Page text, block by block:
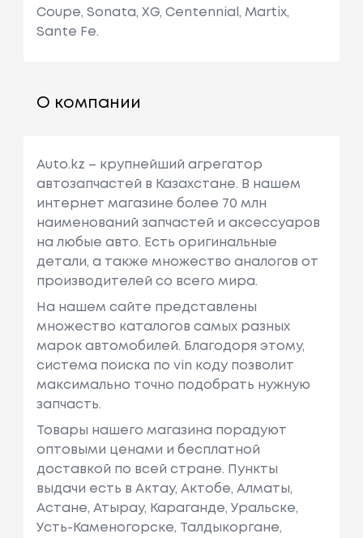
Coupe, Sonata, XG, Centennial, Martix,
Sante Fe.
О компании
Auto.kz – крупнейший агрегатор
автозапчастей в Казахстане. В нашем
интернет магазине более 70 млн
наименований запчастей и аксессуаров
на любые авто. Есть оригинальные
детали, а также множество аналогов от
производителей со всего мира.
На нашем сайте представлены
множество каталогов самых разных
марок автомобилей. Благодоря этому,
система поиска по vin коду позволит
максимально точно подобрать нужную
запчасть.
Товары нашего магазина порадуют
оптовыми ценами и бесплатной
доставкой по всей стране. Пункты
выдачи есть в Актау, Актобе, Алматы,
Астане, Атырау, Караганде, Уральске,
Усть-Каменогорске, Талдыкоргане,